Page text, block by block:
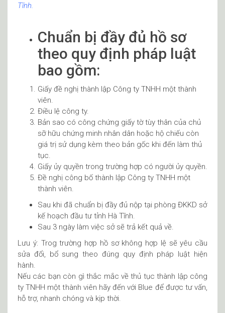
Tĩnh.
Chuẩn bị đầy đủ hồ sơ
theo quy định pháp luật
bao gồm:
Giấy đề nghị thành lập Công ty TNHH một thành
viên.
Điều lệ công ty.
Bản sao có công chứng giấy tờ tùy thân của chủ
sỡ hữu chứng minh nhân dân hoặc hộ chiếu còn
giá trị sử dụng kèm theo bản gốc khi đến làm thủ
tục.
Giấy ủy quyền trong trường hợp có người ủy quyền.
Đề nghị công bố thành lập Công ty TNHH một
thành viên.
Sau khi đã chuẩn bị đầy đủ nộp tại phòng ĐKKD sở
kế hoạch đầu tư tỉnh Hà Tĩnh.
Sau 3 ngày làm việc sở sẽ trả kết quả về.
Lưu ý: Trog trường hợp hồ sơ không hợp lệ sẽ yêu cầu
sửa đổi, bổ sung theo đúng quy định pháp luật hiện
hành.
Nếu các bạn còn gì thắc mắc về thủ tục thành lập công
ty TNHH một thành viên hãy đến với Blue để được tư vấn,
hỗ trợ, nhanh chóng và kịp thời.